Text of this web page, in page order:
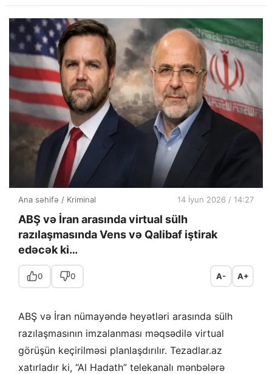
Ana səhifə / Kriminal 14 İyun 2026 / 14:27
ABŞ və İran arasında virtual sülh
razılaşmasında Vens və Qalibaf iştirak
edəcək ki…
0 0 A- A+
ABŞ və İran nümayəndə heyətləri arasında sülh
razılaşmasının imzalanması məqsədilə virtual
görüşün keçirilməsi planlaşdırılır. Tezadlar.az
xatırladır ki, “Al Hadath” telekanalı mənbələrə